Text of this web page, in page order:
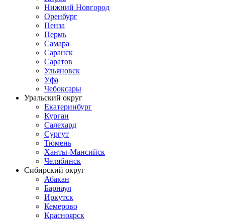
Нижний Новгород
Оренбург
Пенза
Пермь
Самара
Саранск
Саратов
Ульяновск
Уфа
Чебоксары
Уральский округ
Екатеринбург
Курган
Салехард
Сургут
Тюмень
Ханты-Мансийск
Челябинск
Сибирский округ
Абакан
Барнаул
Иркутск
Кемерово
Красноярск